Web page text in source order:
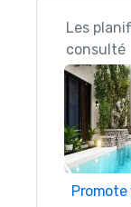
Les
consulté